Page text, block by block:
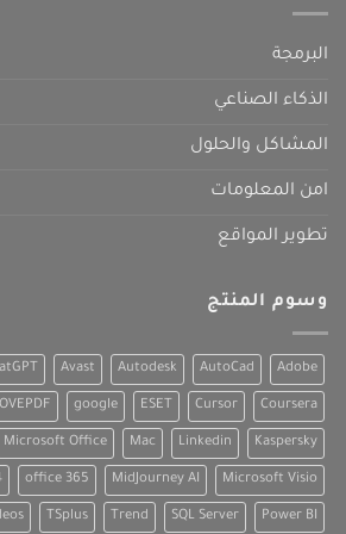
البرمجة
الذكاء الصناعي
المشاكل والحلول
امن المعلومات
تطوير المواقع
وسوم المنتج
Adobe
AutoCad
Autodesk
Avast
Coursera
Cursor
ESET
google
Kaspersky
Linkedin
Mac
Microsoft Office
Microsoft Visio
MidJourney AI
office 365
Power BI
SQL Server
Trend
TSplus